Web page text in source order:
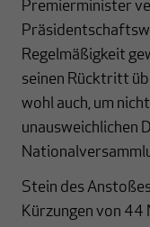
Premierminister
Regelmäßigkeit
seinen Rücktritt
wohl auch, um
unausweichlichen
Stein des
Kürzungen von